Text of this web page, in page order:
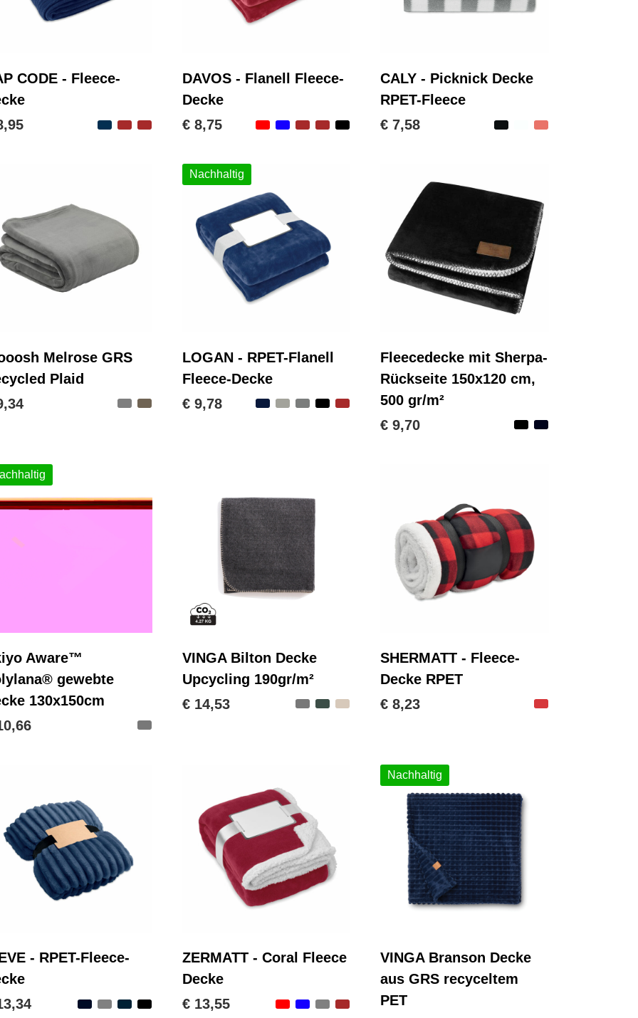
CODE - Fleece-
DAVOS - Flanell Fleece-
Decke
€ 8,75
CALY - Picknick Decke
RPET-Fleece
€ 7,58
Melrose GRS
Plaid
Nachhaltig
LOGAN - RPET-Flanell
Fleece-Decke
€ 9,78
Fleecedecke mit Sherpa-
Rückseite 150x120 cm,
500 gr/m²
€ 9,70
Aware™
gewebte
130x150cm
VINGA Bilton Decke
Upcycling 190gr/m²
€ 14,53
SHERMATT - Fleece-
Decke RPET
€ 8,23
- RPET-Fleece-
ZERMATT - Coral Fleece
Decke
€ 13,55
Nachhaltig
VINGA Branson Decke
aus GRS recyceltem
PET